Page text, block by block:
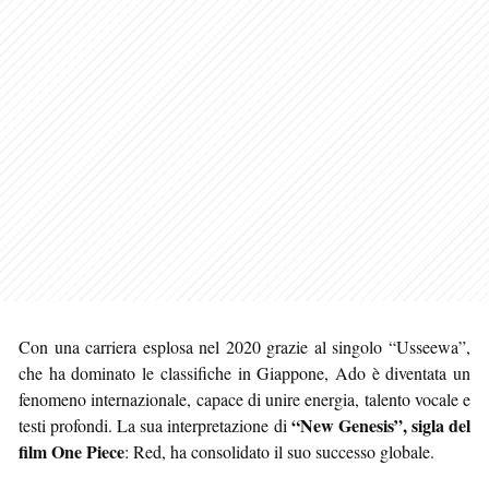
Con una carriera esplosa nel 2020 grazie al singolo “Usseewa”,
che ha dominato le classifiche in Giappone, Ado è diventata un
fenomeno internazionale, capace di unire energia, talento vocale e
testi profondi. La sua interpretazione di “New Genesis”, sigla del
film One Piece: Red, ha consolidato il suo successo globale.